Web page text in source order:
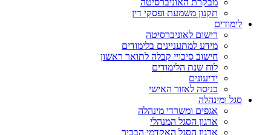
תקנון משמעת ופסקי דין
לימודים
רישום לאוניברסיטה
מידע למתעניינים בלימודים
חישוב סיכויי קבלה לתואר ראשון
לוח שנת הלימודים
ידיעונים
כניסה לאזור האישי
סגל ומינהלה
אגפים ומשרדי מינהלה
ארגון הסגל המנהלי
ארגון הסגל האקדמי הבכיר